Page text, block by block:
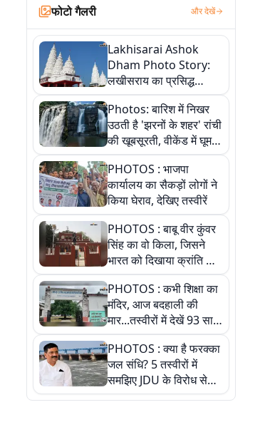
फोटो गैलरी और देखें
Lakhisarai Ashok
Dham Photo Story:
लखीसराय का प्रसिद्ध
अशोक धाम—आस्था,
श्रृंगार, अनुष्ठान और
अलौकिक संध्या आरती के
विहंगम दृश्य
Photos: बारिश में निखर
उठती है 'झरनों के शहर' रांची
की खूबसूरती, वीकेंड में घूम
आएं ये 5 वादियां
PHOTOS : भाजपा
कार्यालय का सैकड़ों लोगों ने
किया घेराव, देखिए तस्वीरें
PHOTOS : बाबू वीर कुंवर
सिंह का वो किला, जिसने
भारत को दिखाया क्रांति का
रास्ता: तस्वीरों में देखिए
PHOTOS : कभी शिक्षा का
मंदिर, आज बदहाली की
मार...तस्वीरों में देखें 93 साल
पुराने इस हाई स्कूल की
हकीकत
PHOTOS : क्या है फरक्का
जल संधि? 5 तस्वीरों में
समझिए JDU के विरोध से
लेकर बिहार पर असर तक